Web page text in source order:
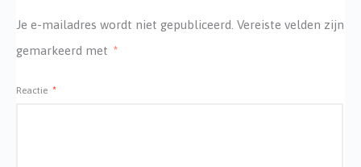
Je e-mailadres wordt niet gepubliceerd. Vereiste velden zijn
gemarkeerd met *
Reactie *